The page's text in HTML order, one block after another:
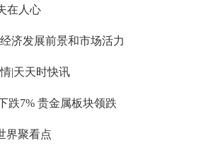
在人心
济发展前景和市场活力
|天天时快讯
跌7% 贵金属板块领跌
界聚看点